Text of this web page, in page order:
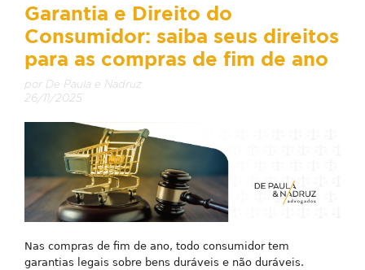
Garantia e Direito do
Consumidor: saiba seus direitos
para as compras de fim de ano
por De Paula e Nadruz
26/11/2025
Nas compras de fim de ano, todo consumidor tem
garantias legais sobre bens duráveis e não duráveis.